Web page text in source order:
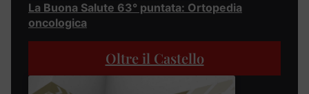
La Buona Salute 63° puntata: Ortopedia
oncologica
Oltre il Castello